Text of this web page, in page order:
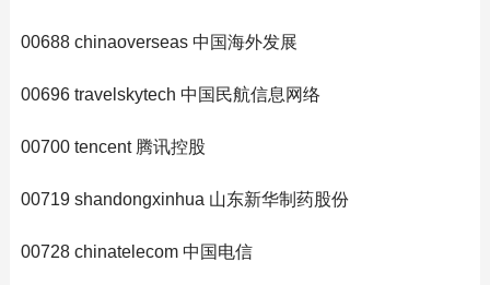
00688 chinaoverseas 中国海外发展
00696 travelskytech 中国民航信息网络
00700 tencent 腾讯控股
00719 shandongxinhua 山东新华制药股份
00728 chinatelecom 中国电信